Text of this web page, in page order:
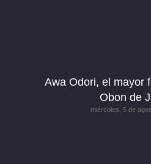
Awa Odori, el mayor
Obon de
miércoles, 5 de